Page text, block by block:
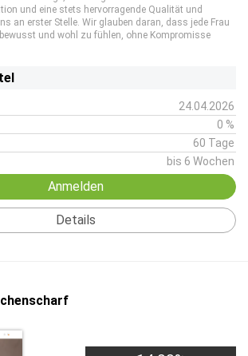
und eine stets hervorragende Qualität und
an erster Stelle. Wir glauben daran, dass jede Frau
und wohl zu fühlen, ohne Kompromisse
24.04.2026
0 %
60 Tage
bis 6 Wochen
Anmelden
Details